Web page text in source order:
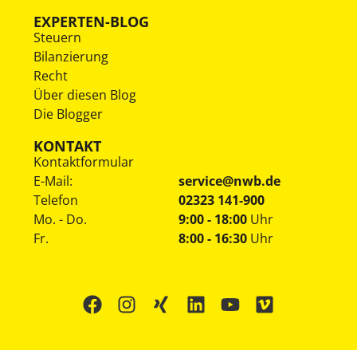
EXPERTEN-BLOG
Steuern
Bilanzierung
Recht
Über diesen Blog
Die Blogger
KONTAKT
Kontaktformular
E-Mail:
service@nwb.de
Telefon
02323 141-900
Mo. - Do.
Fr.
9:00 - 18:00 Uhr
8:00 - 16:30 Uhr